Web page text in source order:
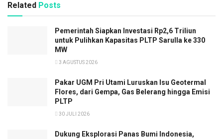
Related Posts
Pemerintah Siapkan Investasi Rp2,6 Triliun
untuk Pulihkan Kapasitas PLTP Sarulla ke 330
MW
3 AGUSTUS 2026
Pakar UGM Pri Utami Luruskan Isu Geotermal
Flores, dari Gempa, Gas Belerang hingga Emisi
PLTP
30 JULI 2026
Dukung Eksplorasi Panas Bumi Indonesia,